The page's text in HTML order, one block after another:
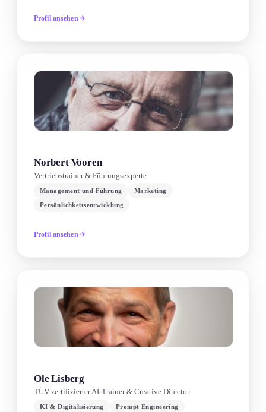
Profil ansehen
Norbert Vooren
Vertriebstrainer & Führungsexperte
Management und Führung
Marketing
Persönlichkeitsentwicklung
Profil ansehen
Ole Lisberg
TÜV-zertifizierter AI-Trainer & Creative Director
KI & Digitalisierung
Prompt Engineering